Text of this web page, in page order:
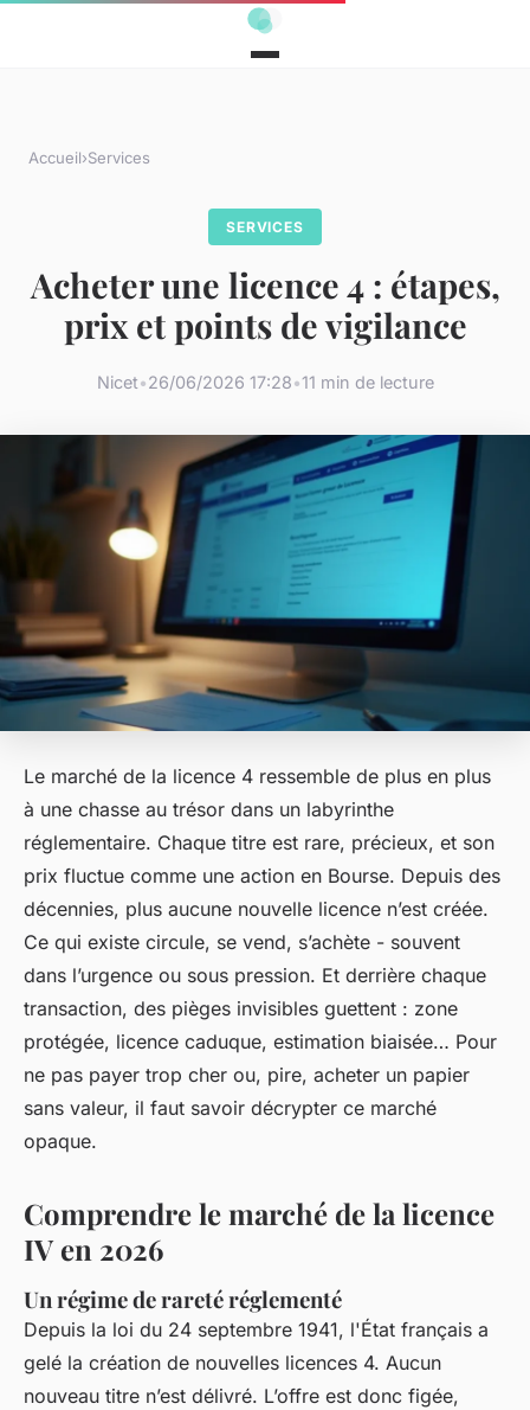
Accueil›Services
SERVICES
Acheter une licence 4 : étapes,
prix et points de vigilance
Nicet•26/06/2026 17:28•11 min de lecture
Le marché de la licence 4 ressemble de plus en plus
à une chasse au trésor dans un labyrinthe
réglementaire. Chaque titre est rare, précieux, et son
prix fluctue comme une action en Bourse. Depuis des
décennies, plus aucune nouvelle licence n’est créée.
Ce qui existe circule, se vend, s’achète - souvent
dans l’urgence ou sous pression. Et derrière chaque
transaction, des pièges invisibles guettent : zone
protégée, licence caduque, estimation biaisée… Pour
ne pas payer trop cher ou, pire, acheter un papier
sans valeur, il faut savoir décrypter ce marché
opaque.
Comprendre le marché de la licence
IV en 2026
Un régime de rareté réglementé
Depuis la loi du 24 septembre 1941, l'État français a
gelé la création de nouvelles licences 4. Aucun
nouveau titre n’est délivré. L’offre est donc figée,